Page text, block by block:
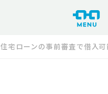
住宅ローンの事前審査で借入